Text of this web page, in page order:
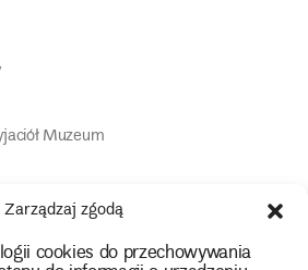
Zarządzaj zgodą
cookies do przechowywania
Muzeum
potrzebach